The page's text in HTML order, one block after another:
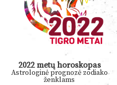
2022 metų horoskopas
Astrologinė prognozė zodiako
ženklams